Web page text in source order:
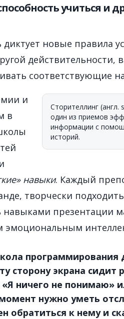
учиться и
новые правила
действительности,
соответствующие
Сторителлинг (англ.
один из приемов
информации с
историй.
и
в
навыки. Каждый
творчески
навыками презентации
эмоциональным
программирования
сторону экрана сидит
«Я ничего не понимаю»
нужно уметь
обратиться к нему и